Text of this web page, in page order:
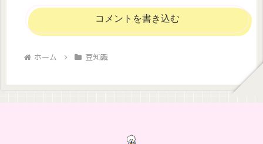
コメントを書き込む
ホーム 豆知識